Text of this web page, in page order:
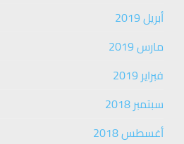
أبريل 2019
مارس 2019
فبراير 2019
سبتمبر 2018
أغسطس 2018